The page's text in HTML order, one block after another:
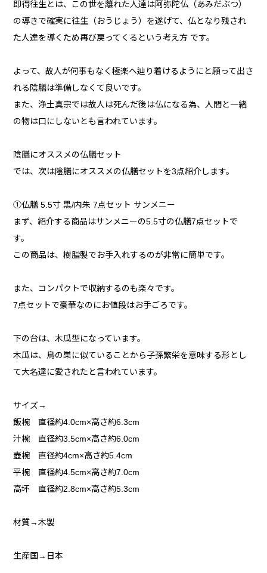
即得往生とは、この世を離れた人達は阿弥陀仏（あみだぶつ）
の導きで確実に往生（おうじょう）を遂げて、仏となり残され
た人達を導くため再び戻ってくるという考え方 です。
よって、故人が何事もなく極楽へ辿り着けるようにと願って出さ
れる陰膳は準備しなくて良いです。
また、浄土真宗では故人は死んだ後は仏になる為、人間と一緒
の物は口にしないとも言われています。
陰膳にオススメの仏膳セット
では、次は陰膳にオススメの仏膳セットを3点紹介します。
①仏膳 5.5寸 黒/内朱 7点セット サンメニー
まず、紹介する商品はサンメニーの5.5寸の仏膳7点セットで
す。
この商品は、樹脂製でお手入れするのが非常に簡単です。
また、コンパクトで収納するのも楽々です。
7点セットで豪華なのにお値段はお手ごろです。
下の台は、木瓜型になっています。
木瓜は、鳥の巣に似ていることから子孫繁栄を意味する形とし
て大名達に愛されたと言われています。
サイズ→
飯椀 直径約4.0cm×高さ約6.3cm
汁椀 直径約3.5cm×高さ約6.0cm
壺椀 直径約4cm×高さ約5.4cm
平椀 直径約4.5cm×高さ約7.0cm
高坏 直径約2.8cm×高さ約5.3cm
材質→木製
生産国→日本